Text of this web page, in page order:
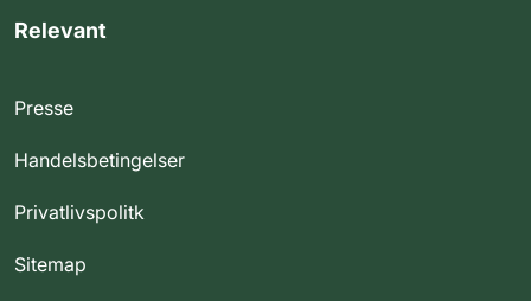
Relevant
Presse
Handelsbetingelser
Privatlivspolitk
Sitemap